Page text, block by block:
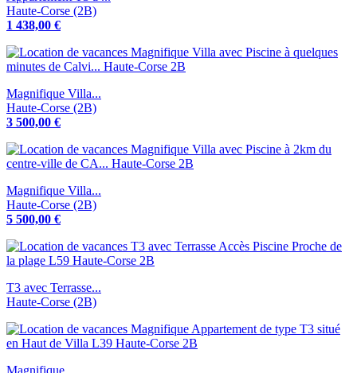
Haute-Corse (2B)
1 438,00 €
Magnifique Villa...
Haute-Corse (2B)
3 500,00 €
Magnifique Villa...
Haute-Corse (2B)
5 500,00 €
T3 avec Terrasse...
Haute-Corse (2B)
Magnifique...